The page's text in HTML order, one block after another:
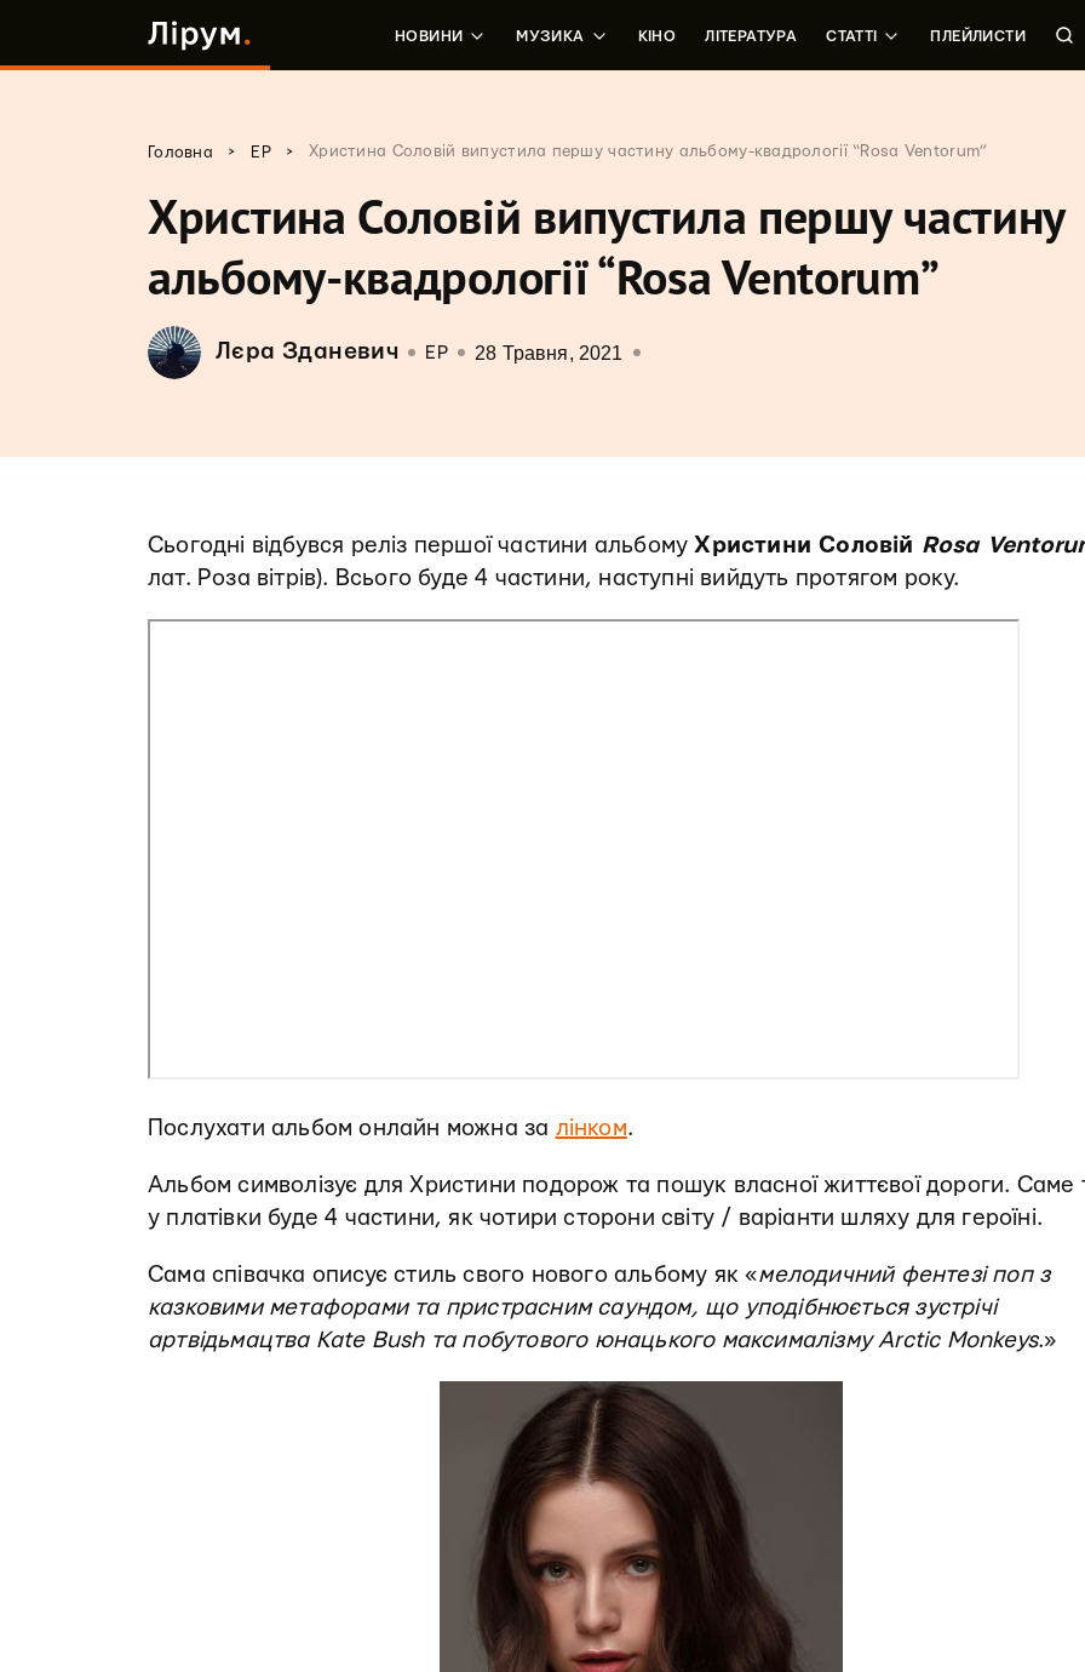
НОВИНИ МУЗИКА КІНО ЛІТЕРАТУРА СТАТТІ ПЛЕЙЛИСТИ
Головна > EP > Христина Соловій випустила першу частину альбому-квадрології “Rosa Ventorum”
Христина Соловій випустила першу частину
альбому-квадрології “Rosa Ventorum”
Лєра Зданевич EP 28 Травня, 2021
Сьогодні відбувся реліз першої частини альбомуХристини Соловій Rosa
лат. Роза вітрів). Всього буде 4 частини, наступні вийдуть протягом року.
Послухати альбом онлайн можна за лінком.
Альбом символізує для Христини подорож та пошук власної життєвої дороги. Саме
у платівки буде 4 частини, як чотири сторони світу / варіанти шляху для героїні.
Сама співачка описує стиль свого нового альбому як «мелодичний фентезі поп з
казковими метафорами та пристрасним саундом, що уподібнюється зустрічі
артвідьмацтва Kate Bush та побутового юнацького максималізму Arctic Monkeys.»